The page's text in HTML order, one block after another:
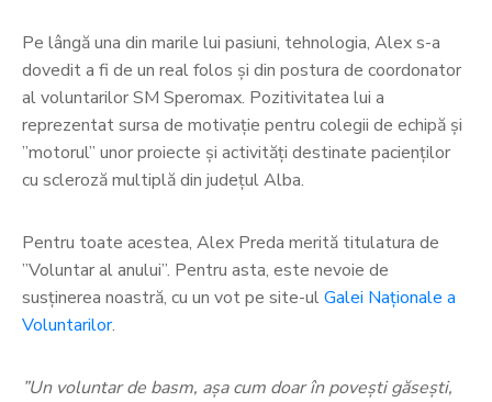
Pe lângă una din marile lui pasiuni, tehnologia, Alex s-a
dovedit a fi de un real folos și din postura de coordonator
al voluntarilor SM Speromax. Pozitivitatea lui a
reprezentat sursa de motivație pentru colegii de echipă și
”motorul” unor proiecte și activități destinate pacienților
cu scleroză multiplă din județul Alba.
Pentru toate acestea, Alex Preda merită titulatura de
”Voluntar al anului”. Pentru asta, este nevoie de
susținerea noastră, cu un vot pe site-ulGalei Naționale a
Voluntarilor.
”Un voluntar de basm, aşa cum doar în poveşti găseşti,